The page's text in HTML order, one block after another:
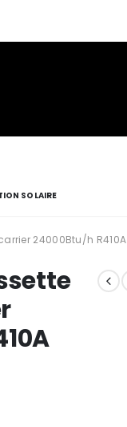
SOLAIRE
24000Btu/h R410A